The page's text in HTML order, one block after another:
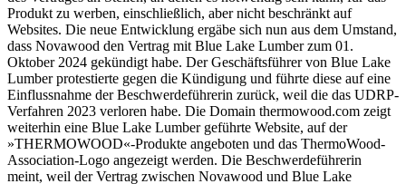
Produkt zu werben, einschließlich, aber nicht beschränkt auf
Websites. Die neue Entwicklung ergäbe sich nun aus dem Umstand,
dass Novawood den Vertrag mit Blue Lake Lumber zum 01.
Oktober 2024 gekündigt habe. Der Geschäftsführer von Blue Lake
Lumber protestierte gegen die Kündigung und führte diese auf eine
Einflussnahme der Beschwerdeführerin zurück, weil die das UDRP-
Verfahren 2023 verloren habe. Die Domain thermowood.com zeigt
weiterhin eine Blue Lake Lumber geführte Website, auf der
»THERMOWOOD«-Produkte angeboten und das ThermoWood-
Association-Logo angezeigt werden. Die Beschwerdeführerin
meint, weil der Vertrag zwischen Novawood und Blue Lake